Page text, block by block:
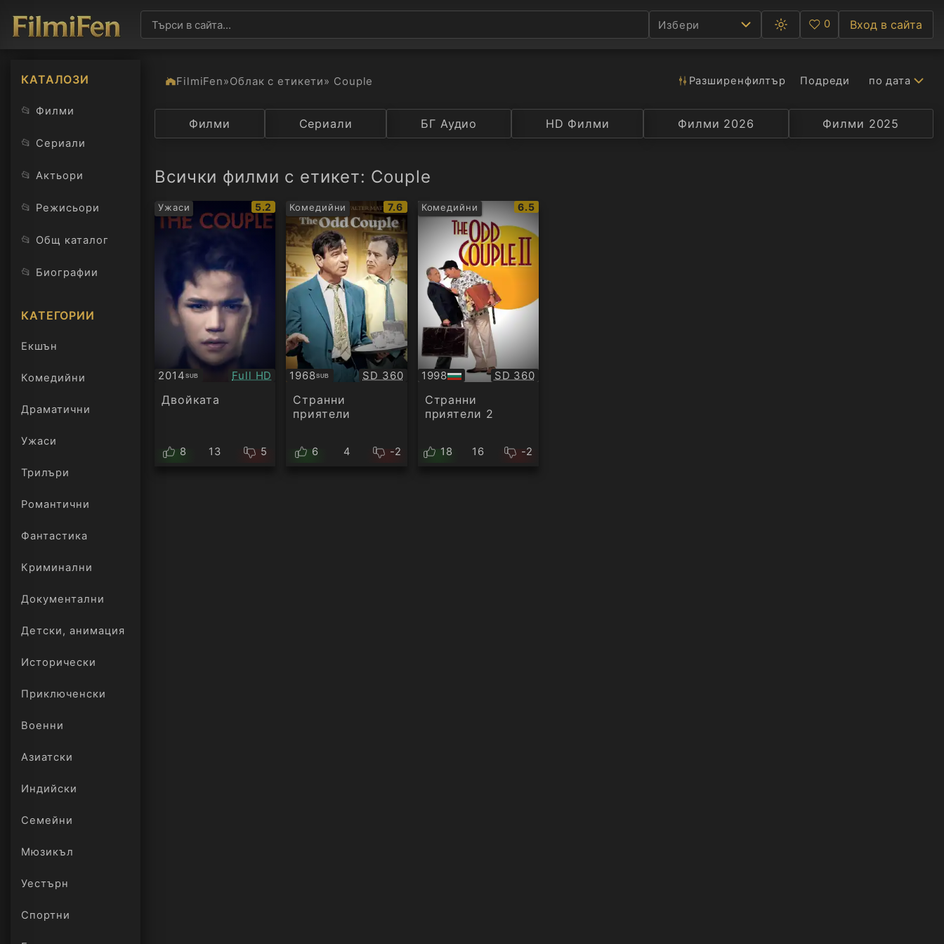
Избери
Превключване
между
светла
Любими
0 Вход в сайта
КАТАЛОЗИ
📂 Филми
📂 Сериали
📂 Актьори
📂 Режисьори
📂 Общ каталог
📂 Биографии
КАТЕГОРИИ
Екшън
Комедийни
Драматични
Ужаси
Трилъри
онлайн
Романтични
Фантастика
Криминални
Документални
Детски, анимация
Исторически
Приключенски
Военни
Азиатски
Индийски
Семейни
Мюзикъл
Уестърн
Спортни
FilmiFen»Облак с етикети» Couple Разширенфилтър Подреди по дата
Категория Държава Рейтинг Селекция Превод Актьор
Филми Сериали БГ Аудио HD Филми Филми 2026 Филми 2025
Всички филми с етикет: Couple
Ужаси
IMDb
рейтинг:
5.2
2014SUB
Субтитри Качество:
Full HD
Двойката
8 13 5
Комедийни
IMDb
рейтинг:
7.6
1968SUB
Субтитри Качество:
SD 360
Странни
приятели
6 4 -2
Комедийни
IMDb
6.5
1998
БГ
аудио
Качество:
SD 360
Странни
приятели 2
18 16 -2